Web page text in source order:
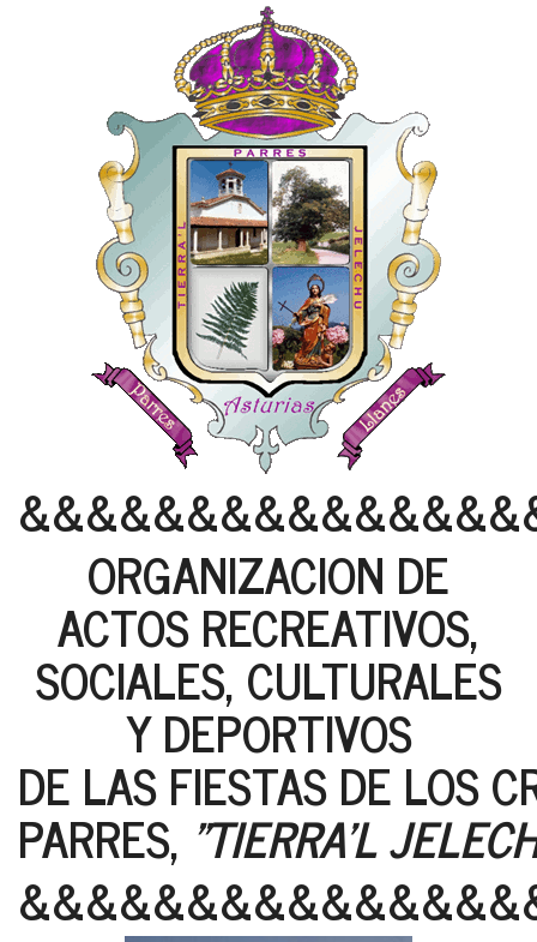
ORGANIZACION DE
ACTOS RECREATIVOS,
SOCIALES, CULTURALES
Y DEPORTIVOS
DE LAS FIESTAS DE LOS
PARRES, "TIERRA'L